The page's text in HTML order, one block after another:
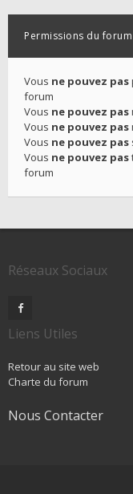
Permissions du forum
Vous ne pouvez pas
forum
Vous ne pouvez pas
Vous ne pouvez pas
Vous ne pouvez pas
Vous ne pouvez pas
forum
Réseaux Sociaux
Liens Utiles
Retour au site web
Charte du forum
Nous Contacter